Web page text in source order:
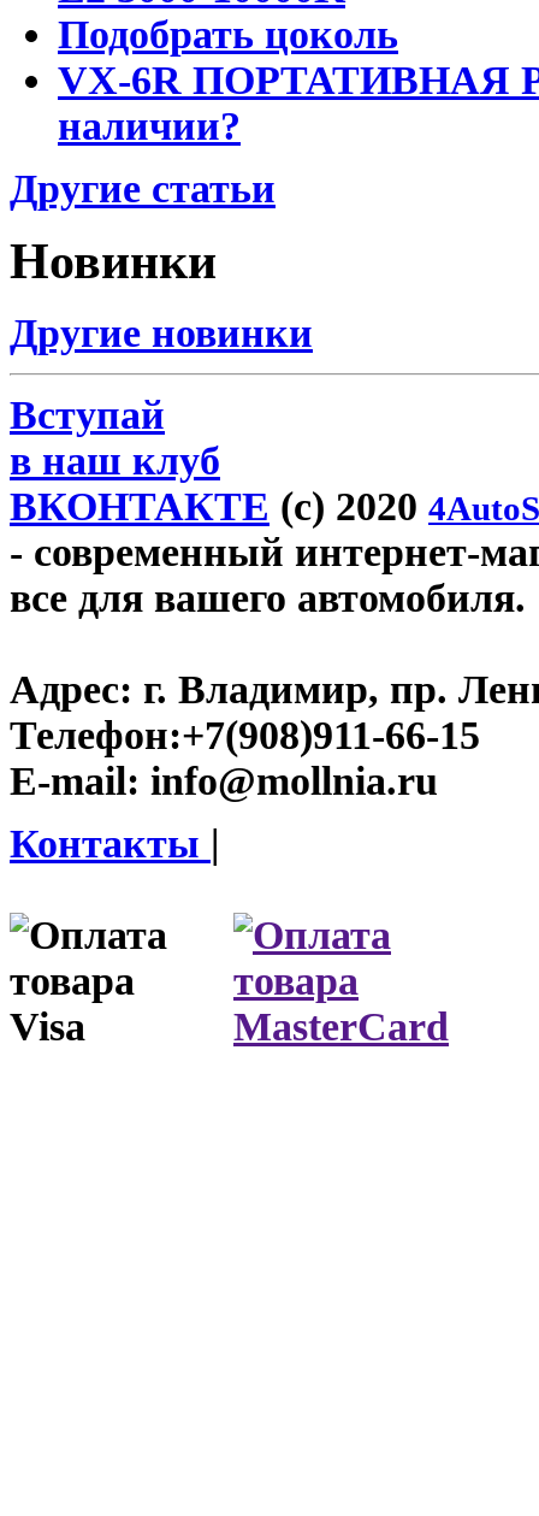
Подобрать цоколь
VX-6R ПОРТАТИВНАЯ
наличии?
Другие статьи
Новинки
Другие новинки
Вступай
в наш клуб
ВКОНТАКТЕ (c) 2020
- современный интернет-
все для вашего автомобиля.
Адрес: г. Владимир, пр.
Телефон:+7(908)911-66-15
E-mail: info@mollnia.ru
Контакты |